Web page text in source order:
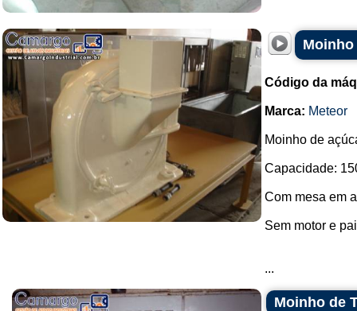
Código da
Marca: Meteor
Moinho de
Capacidade:
Com mesa em
Sem motor e
...
Moinho de